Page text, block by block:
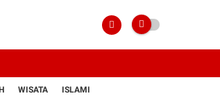
WISATA ISLAMI